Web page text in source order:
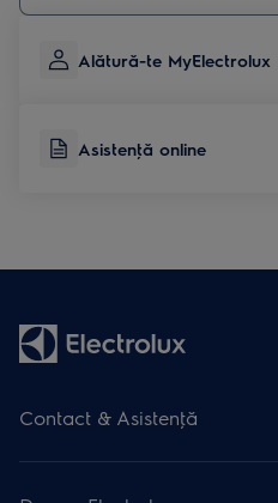
Alătură-te MyElectrolux
Asistenţă online
Contact & Asistenţă
Asistenţă online